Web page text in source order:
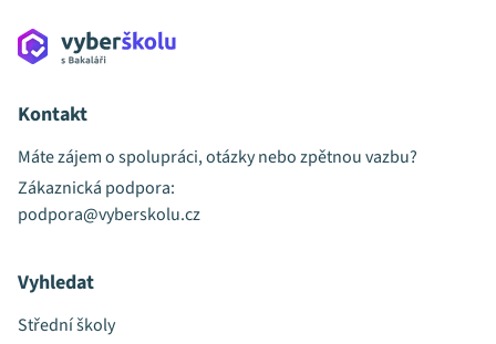
Kontakt
Máte zájem o spolupráci, otázky nebo zpětnou vazbu?
Zákaznická podpora:
podpora@vyberskolu.cz
Vyhledat
Střední školy